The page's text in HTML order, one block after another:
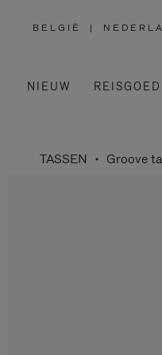
BELGIË
,
|
NIEUW REISGOED
TASSEN Groove